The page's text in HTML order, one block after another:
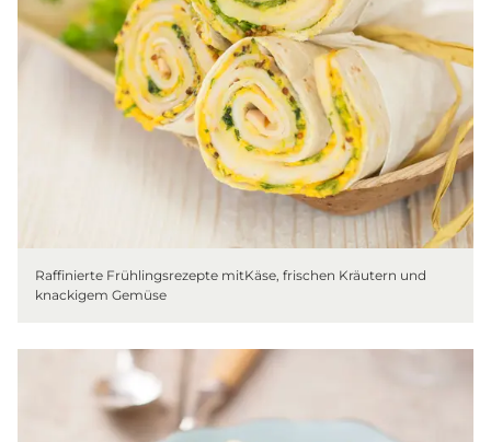
Raffinierte Frühlingsrezepte mitKäse, frischen Kräutern und
knackigem Gemüse